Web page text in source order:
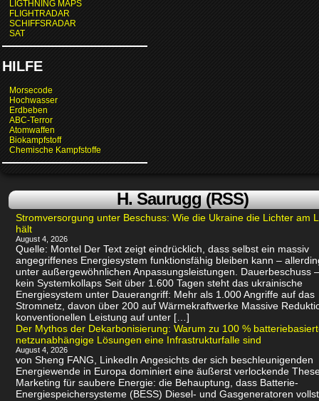
LIGTHNING MAPS
FLIGHTRADAR
SCHIFFSRADAR
SAT
HILFE
Morsecode
Hochwasser
Erdbeben
ABC-Terror
Atomwaffen
Biokampfstoff
Chemische Kampfstoffe
H. Saurugg (RSS)
Stromversorgung unter Beschuss: Wie die Ukraine die Lichter am
hält
August 4, 2026
Quelle: Montel Der Text zeigt eindrücklich, dass selbst ein massiv
angegriffenes Energiesystem funktionsfähig bleiben kann –
unter außergewöhnlichen Anpassungsleistungen. Dauerbeschuss
kein Systemkollaps Seit über 1.600 Tagen steht das ukrainische
Energiesystem unter Dauerangriff: Mehr als 1.000 Angriffe auf das
Stromnetz, davon über 200 auf Wärmekraftwerke Massive
konventionellen Leistung auf unter […]
Der Mythos der Dekarbonisierung: Warum zu 100 %
netzunabhängige Lösungen eine Infrastrukturfalle sind
August 4, 2026
von Sheng FANG, LinkedIn Angesichts der sich beschleunigenden
Energiewende in Europa dominiert eine äußerst verlockende
Marketing für saubere Energie: die Behauptung, dass Batterie-
Energiespeichersysteme (BESS) Diesel- und Gasgeneratoren